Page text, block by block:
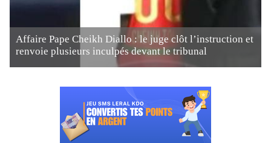
Affaire Pape Cheikh Diallo : le juge clôt l’instruction et
renvoie plusieurs inculpés devant le tribunal